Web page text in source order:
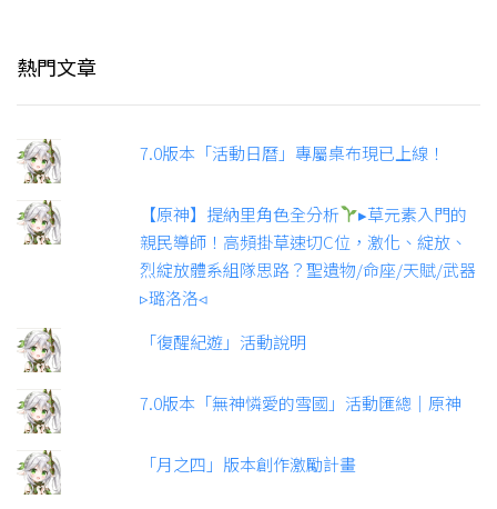
熱門文章
7.0版本「活動日曆」專屬桌布現已上線！
【原神】提納里角色全分析
▸草元素入門的
親民導師！高頻掛草速切C位，激化、綻放、
烈綻放體系組隊思路？聖遺物/命座/天賦/武器
▹璐洛洛◃
「復醒紀遊」活動說明
7.0版本「無神憐愛的雪國」活動匯總｜原神
「月之四」版本創作激勵計畫